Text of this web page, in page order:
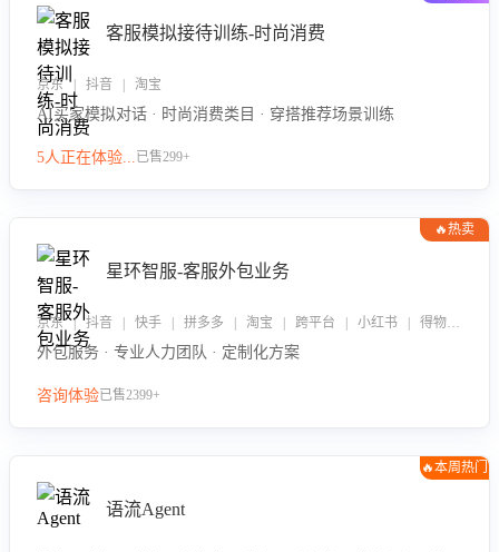
客服模拟接待训练-时尚消费
京东 | 抖音 | 淘宝
AI买家模拟对话 · 时尚消费类目 · 穿搭推荐场景训练
5人正在体验...已售299+
🔥热卖
星环智服-客服外包业务
京东 | 抖音 | 快手 | 拼多多 | 淘宝 | 跨平台 | 小红书 | 得物 | 企业微信
外包服务 · 专业人力团队 · 定制化方案
咨询体验已售2399+
🔥本周热门
语流Agent